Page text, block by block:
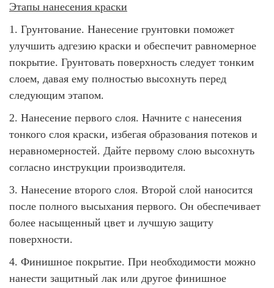
Этапы нанесения краски
1. Грунтование. Нанесение грунтовки поможет
улучшить адгезию краски и обеспечит равномерное
покрытие. Грунтовать поверхность следует тонким
слоем, давая ему полностью высохнуть перед
следующим этапом.
2. Нанесение первого слоя. Начните с нанесения
тонкого слоя краски, избегая образования потеков и
неравномерностей. Дайте первому слою высохнуть
согласно инструкции производителя.
3. Нанесение второго слоя. Второй слой наносится
после полного высыхания первого. Он обеспечивает
более насыщенный цвет и лучшую защиту
поверхности.
4. Финишное покрытие. При необходимости можно
нанести защитный лак или другое финишное